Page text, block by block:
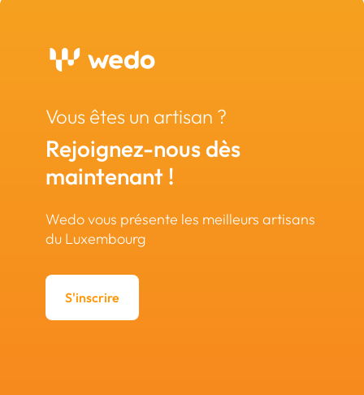
Vous êtes un artisan ?
Rejoignez-nous dès
maintenant !
Wedo vous présente les meilleurs artisans
du Luxembourg
S'inscrire